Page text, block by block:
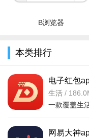
B浏览器
本类排行
电子红包
生活 /
网易大神